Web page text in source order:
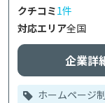
クチコミ1件
対応エリア全国
企業詳
ホームページ